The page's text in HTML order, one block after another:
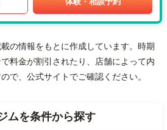
の情報をもとに作成しています。時期
料金が割引されたり、店舗によって内
で、公式サイトでご確認ください。
ムを条件から探す